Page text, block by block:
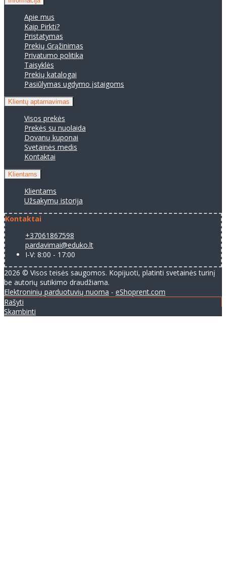
Apie mus
Kaip Pirkti?
Pristatymas
Prekių Grąžinimas
Privatumo politika
Taisyklės
Prekių katalogai
Pasiūlymas ugdymo įstaigoms
Klientų aptarnavimas
Visos prekės
Prekės su nuolaida
Dovanų kuponai
Svetainės medis
Kontaktai
Klientams
Klientams
Užsakymų istorija
Kontaktai
+37061867598
pardavimai@eduko.lt
I-V: 8:00 - 17:00
2026 © Visos teisės saugomos. Kopijuoti, platinti svetainės turinį
be autorių sutikimo draudžiama.
Elektroninių parduotuvių nuoma - eShoprent.com
Rašyti
Skambinti